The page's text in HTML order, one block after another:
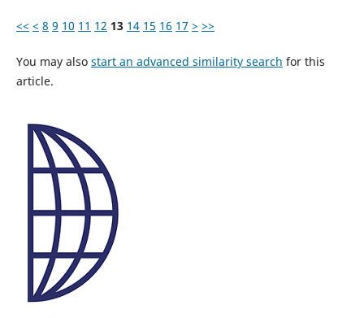
<< < 8 9 10 11 12 13 14 15 16 17 > >>
You may also start an advanced similarity search for this
article.